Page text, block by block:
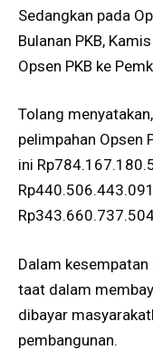
Sedangkan pada
Bulanan PKB,
Opsen PKB ke
Tolang
pelimpahan Opsen
ini
Dalam
taat dalam
dibayar
pembangunan.